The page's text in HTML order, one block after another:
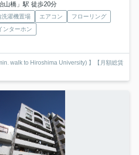
山橋」駅 徒歩20分
洗濯機置場 エアコン
フローリング
ンターホン
walk to Hiroshima University) 】【月額総賃